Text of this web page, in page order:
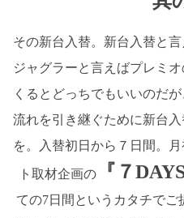
その新台入替。新台入替と
ジャグラーと言えばプレミ
くるとどっちでもいいのだ
流れを引き継ぐために新台
を。入替初日から７日間。
ト取材企画の 『７
ての7日間というカタチで